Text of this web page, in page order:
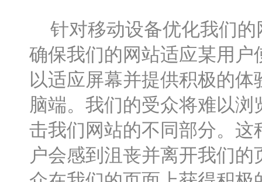
针对移动设备优化我们的
确保我们的网站适应某用
以适应屏幕并提供积极的
脑端。我们的受众将难以
击我们网站的不同部分。
户会感到沮丧并离开我们